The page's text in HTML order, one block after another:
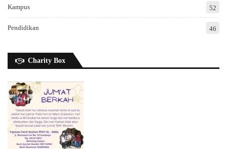
Kampus 52
Pendidikan 46
Charity Box